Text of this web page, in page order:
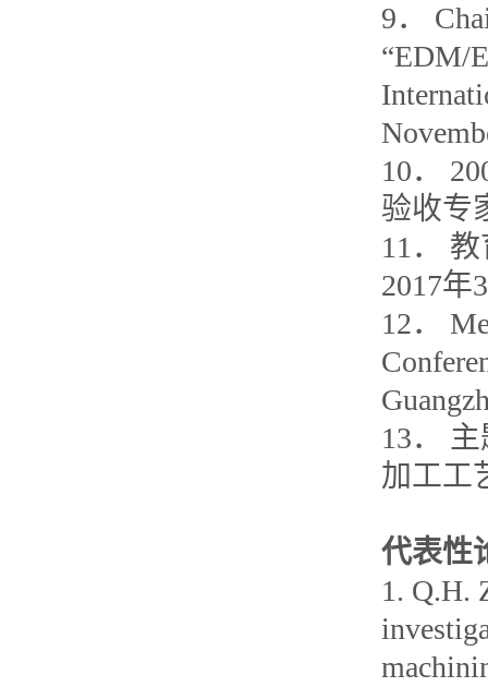
9．
“EDM/
10．
验收专
11．
2017年
12．
13．
加工工
代表性
1. Q.H.